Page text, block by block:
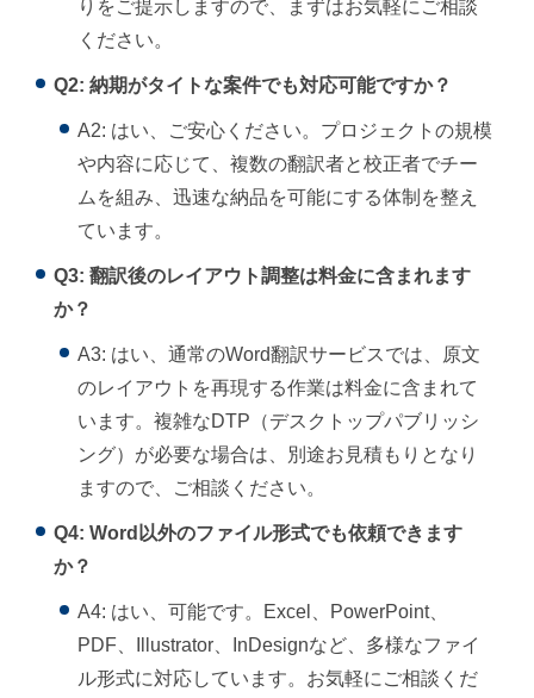
りをご提示しますので、まずはお気軽にご相談
ください。
Q2: 納期がタイトな案件でも対応可能ですか？
A2: はい、ご安心ください。プロジェクトの規模
や内容に応じて、複数の翻訳者と校正者でチー
ムを組み、迅速な納品を可能にする体制を整え
ています。
Q3: 翻訳後のレイアウト調整は料金に含まれます
か？
A3: はい、通常のWord翻訳サービスでは、原文
のレイアウトを再現する作業は料金に含まれて
います。複雑なDTP（デスクトップパブリッシ
ング）が必要な場合は、別途お見積もりとなり
ますので、ご相談ください。
Q4: Word以外のファイル形式でも依頼できます
か？
A4: はい、可能です。Excel、PowerPoint、
PDF、Illustrator、InDesignなど、多様なファイ
ル形式に対応しています。お気軽にご相談くだ